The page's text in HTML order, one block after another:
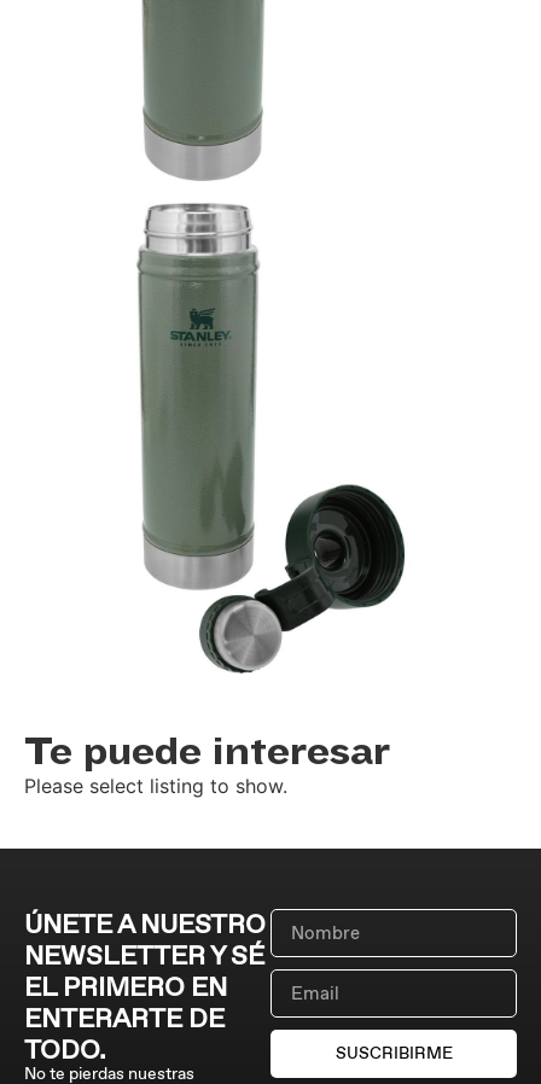
Te puede interesar
Please select listing to show.
ÚNETE A NUESTRO
NEWSLETTER Y SÉ
EL PRIMERO EN
ENTERARTE DE
TODO.
No te pierdas nuestras
SUSCRIBIRME